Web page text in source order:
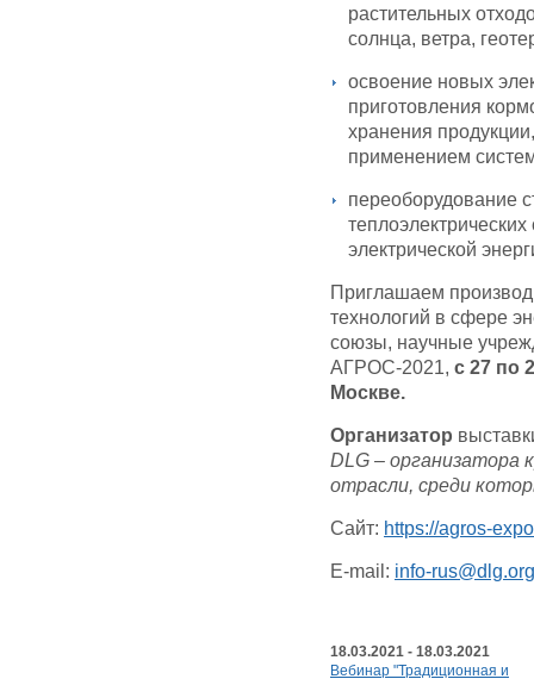
растительных
солнца, ветра,
освоение новых
приготовления
хранения
применением
переоборудование
электрической
Приглашаем
технологий в сфере
союзы, научные
АГРОС-2021, с 27 по
Москве.
Организатор
DLG – организатора
отрасли, среди
Сайт: https://agros-
E-mail: info-rus@dlg.org
18.03.2021 - 18.03.2021
Вебинар "Традиционная и